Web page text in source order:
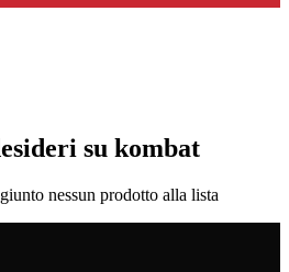
su kombat
nessun prodotto alla lista